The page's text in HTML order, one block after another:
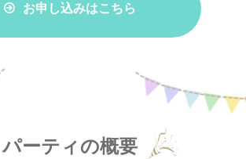
お申し込みはこちら
パーティの概要